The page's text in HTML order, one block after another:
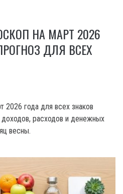
НА МАРТ 2026
ДЛЯ ВСЕХ
2026 года для всех знаков
расходов и денежных
весны.